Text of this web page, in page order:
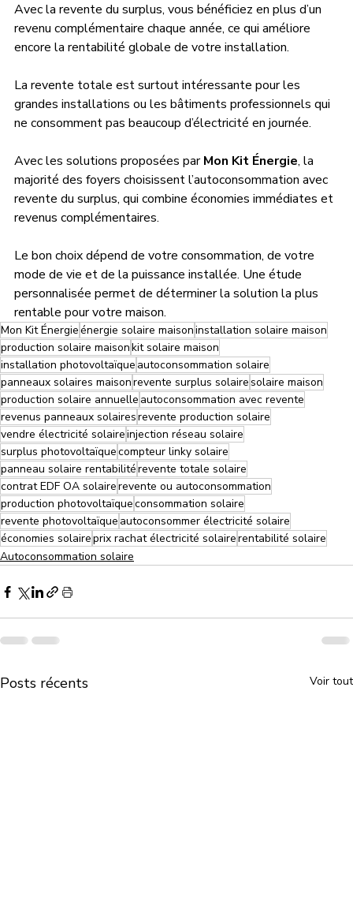
Avec la revente du surplus, vous bénéficiez en plus d’un
revenu complémentaire chaque année, ce qui améliore
encore la rentabilité globale de votre installation.
La revente totale est surtout intéressante pour les
grandes installations ou les bâtiments professionnels qui
ne consomment pas beaucoup d’électricité en journée.
Avec les solutions proposées par Mon Kit Énergie, la
majorité des foyers choisissent l’autoconsommation avec
revente du surplus, qui combine économies immédiates et
revenus complémentaires.
Le bon choix dépend de votre consommation, de votre
mode de vie et de la puissance installée. Une étude
personnalisée permet de déterminer la solution la plus
rentable pour votre maison.
Mon Kit Énergieénergie solaire maisoninstallation solaire maison
production solaire maisonkit solaire maison
installation photovoltaïque autoconsommation solaire
panneaux solaires maisonrevente surplus solairesolaire maison
production solaire annuelle autoconsommation avec revente
revenus panneaux solairesrevente production solaire
vendre électricité solaireinjection réseau solaire
surplus photovoltaïquecompteur linky solaire
panneau solaire rentabilitérevente totale solaire
contrat EDF OA solairerevente ou autoconsommation
production photovoltaïqueconsommation solaire
revente photovoltaïque autoconsommer électricité solaire
économies solaireprix rachat électricité solairerentabilité solaire
Autoconsommation solaire
Posts récents Voir tout